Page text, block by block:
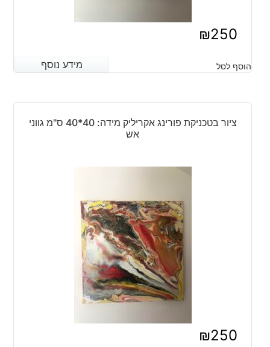
₪250
מידע נוסף הוסף לסל מידע נוסף
ציור בטכניקת פורינג אקריליק מידה: 40*40 ס"מ גווני
אש
₪250